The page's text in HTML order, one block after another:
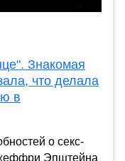
Знакомая
что делала
в
о секс-
Эпштейна